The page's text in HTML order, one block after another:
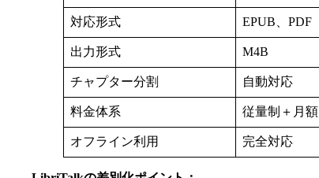
対応形式 EPUB、PDF
出力形式 M4B
チャプター分割 自動対応
料金体系 従量制＋月額
オフライン利用 完全対応